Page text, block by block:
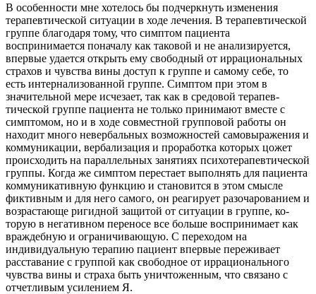
В особенности мне хотелось бы подчеркнуть изменения
терапевтичес­кой ситуации в ходе лечения. В терапевтической
группе благодаря тому, что симптом пациента
воспринимается поначалу как таковой и не анализируется,
впервые удается открыть ему свободный от иррациональных
страхов и чув­ства вины доступ к группе и самому себе, то
есть интернализованной группе. Симптом при этом в
значительной мере исчезает, так как в средовой терапев­
тической группе пациента не только принимают вместе с
симптомом, но и в ходе совместной групповой работы он
находит много невербальных возмож­ностей самовыражения и
коммуникации, вербализация и проработка которых цожет
происходить на параллельных занятиях психотерапевтической
группы. Когда же симптом перестает выполнять для пациента
коммуникативную фун­кцию и становится в этом смысле
фиктивным и для него самого, он реагирует разочарованием и
возрастающе ригидной защитой от ситуации в группе, ко­
торую в негативном переносе все больше воспринимает как
враждебную и ограничивающую. С переходом на
индивидуальную терапию пациент впер­вые переживает
расставание с группой как свободное от иррационального
чувства вины и страха быть уничтоженным, что связано с
отчетливым усиле­нием Я.